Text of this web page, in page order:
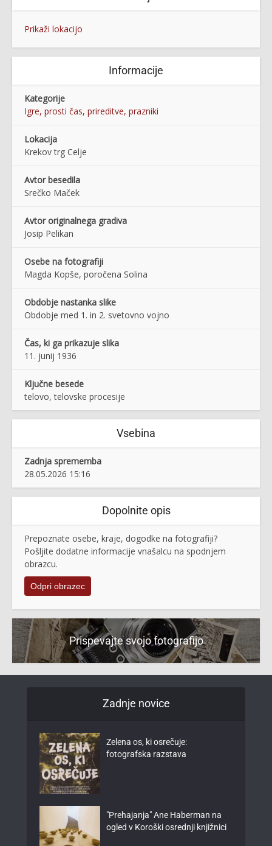
Prikaži lokacijo
Informacije
Kategorije
Igre, prosti čas, prireditve, prazniki
Lokacija
Krekov trg Celje
Avtor besedila
Srečko Maček
Avtor originalnega gradiva
Josip Pelikan
Osebe na fotografiji
Magda Kopše, poročena Solina
Obdobje nastanka slike
Obdobje med 1. in 2. svetovno vojno
Čas, ki ga prikazuje slika
11. junij 1936
Ključne besede
telovo, telovske procesije
Vsebina
Zadnja sprememba
28.05.2026 15:16
Dopolnite opis
Prepoznate osebe, kraje, dogodke na fotografiji?
Pošljite dodatne informacije vnašalcu na spodnjem
obrazcu.
Odpri obrazec
Prispevajte svojo fotografijo
Zadnje novice
Zelena os, ki osrečuje:
fotografska razstava
"Prehajanja" Ane Haberman na
ogled v Koroški osrednji knjižnici